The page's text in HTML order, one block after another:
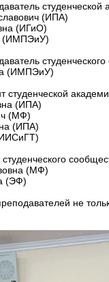
студенческой
(ИПА)
(ИГиО)
(ИМПЭиУ)
(ИМПЭиУ)
(ИПА)
(МФ)
(ИПА)
(МФ)
(ЭФ)
не